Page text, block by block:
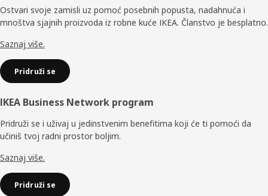
Ostvari svoje zamisli uz pomoć posebnih popusta, nadahnuća i
mnoštva sjajnih proizvoda iz robne kuće IKEA. Članstvo je besplatno.
Saznaj više.
Pridruži se
IKEA Business Network program
Pridruži se i uživaj u jedinstvenim benefitima koji će ti pomoći da
učiniš tvoj radni prostor boljim.
Saznaj više.
Pridruži se